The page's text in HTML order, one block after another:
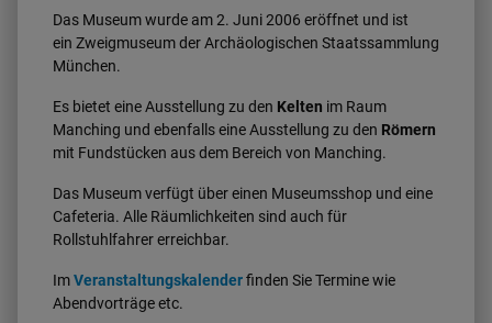
Das Museum wurde am 2. Juni 2006 eröffnet und ist
ein Zweigmuseum der Archäologischen Staatssammlung
München.
Es bietet eine Ausstellung zu den Kelten im Raum
Manching und ebenfalls eine Ausstellung zu den Römern
mit Fundstücken aus dem Bereich von Manching.
Das Museum verfügt über einen Museumsshop und eine
Cafeteria. Alle Räumlichkeiten sind auch für
Rollstuhlfahrer erreichbar.
ImVeranstaltungskalenderfinden Sie Termine wie
Abendvorträge etc.